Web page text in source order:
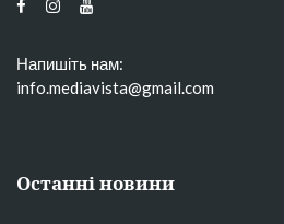
Напишіть нам:
info.mediavista@gmail.com
Останні новини